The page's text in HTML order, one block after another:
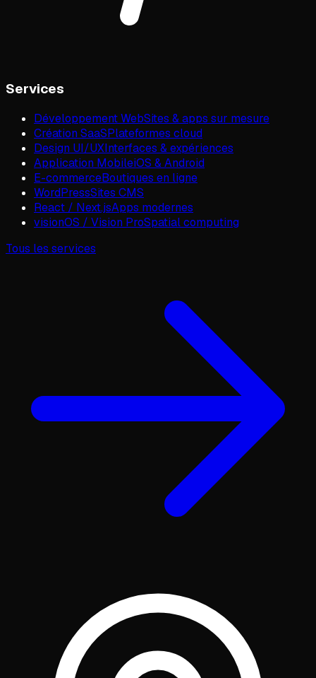
Services
Développement WebSites & apps sur mesure
Création SaaSPlateformes cloud
Design UI/UXInterfaces & expériences
Application MobileiOS & Android
E-commerceBoutiques en ligne
WordPressSites CMS
React / Next.jsApps modernes
visionOS / Vision ProSpatial computing
Tous les services